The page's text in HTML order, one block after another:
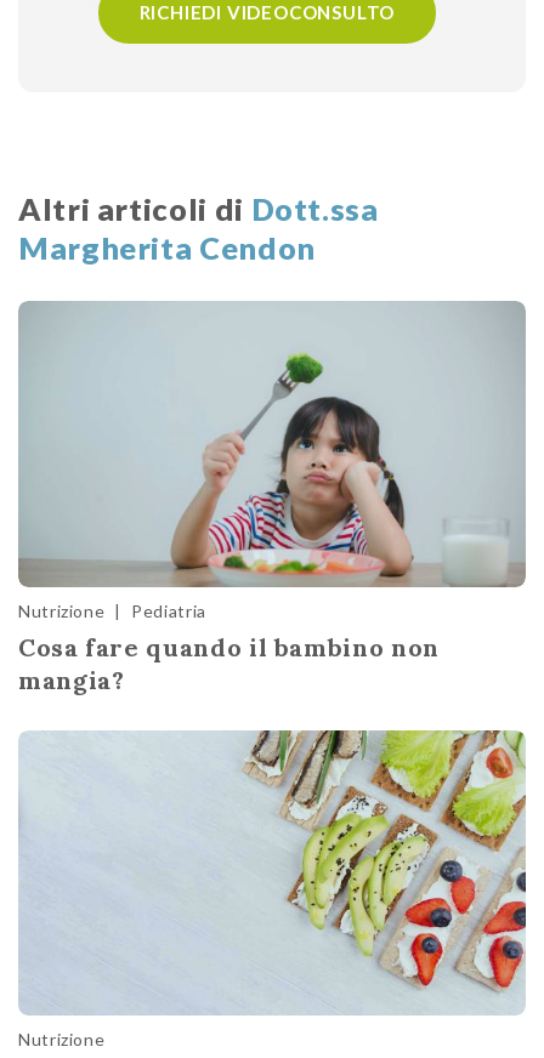
RICHIEDI VIDEOCONSULTO
Altri articoli di Dott.ssa
Margherita Cendon
Nutrizione | Pediatria
Cosa fare quando il bambino non
mangia?
Nutrizione